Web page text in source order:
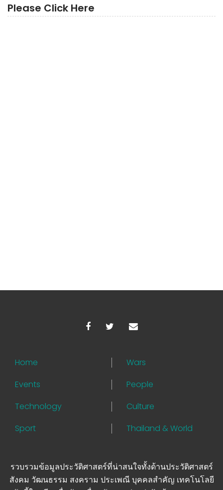
Please Click Here
Home
Wars
Events
People
Technology
Culture
Sport
Thailand & World
รวบรวมข้อมูลประวัติศาสตร์ที่น่าสนใจทั้งด้านประวัติศาสตร์
สังคม วัฒนธรรม สงคราม ประเพณี บุคคลสำคัญ เทคโนโลยี